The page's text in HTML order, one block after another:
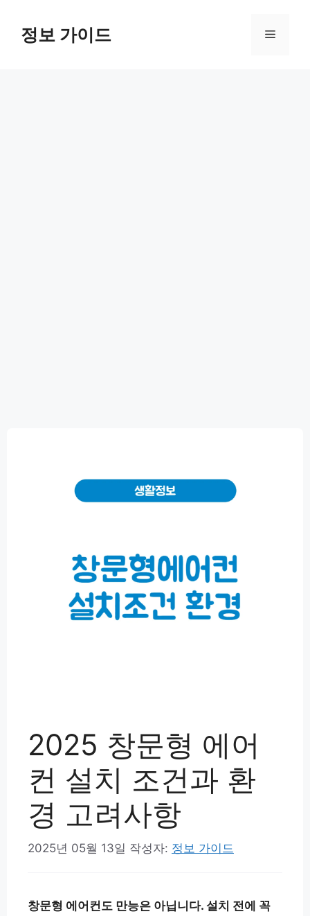
정보 가이드 메
2025 창문형 에어
컨 설치 조건과 환
경 고려사항
2025년 05월 13일 작성자: 정보 가이드
창문형 에어컨도 만능은 아닙니다. 설치 전에 꼭